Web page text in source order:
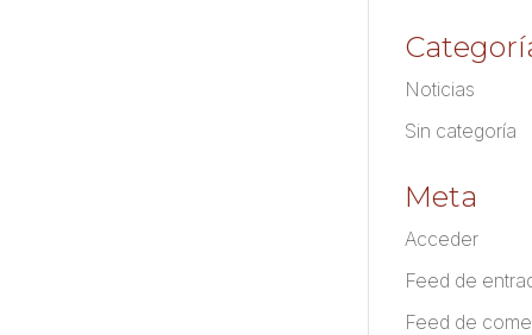
Noticias
Sin categoría
Meta
Acceder
Feed de
Feed de